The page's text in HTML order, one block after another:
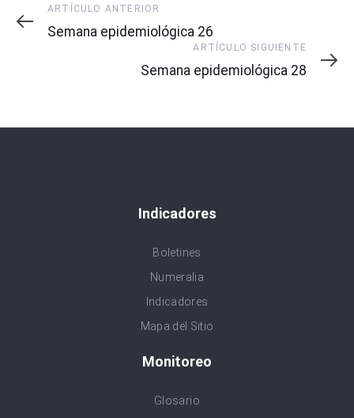
Artículo
Anterior
ARTÍCULO ANTERIOR
Semana epidemiológica 26
Siguiente
ARTÍCULO SIGUIENTE
Semana epidemiológica 28
Indicadores
Boletines
Numeralia
Indicadores
Mapa del Sitio
Monitoreo
Glosario